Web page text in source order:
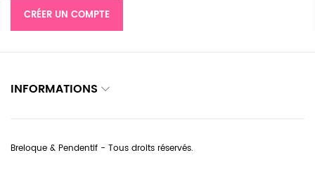
CRÉER UN COMPTE
INFORMATIONS
Breloque & Pendentif - Tous droits réservés.